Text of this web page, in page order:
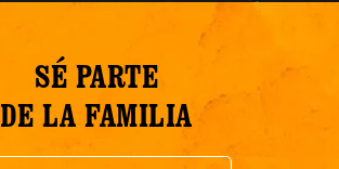
SÉ PARTE
DE LA FAMILIA